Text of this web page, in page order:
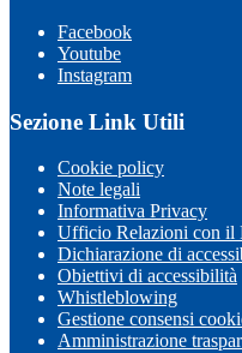
Facebook
Youtube
Instagram
Sezione Link Utili
Cookie policy
Note legali
Informativa Privacy
Ufficio Relazioni con il
Dichiarazione di
Obiettivi di accessibilità
Whistleblowing
Gestione consensi
Amministrazione